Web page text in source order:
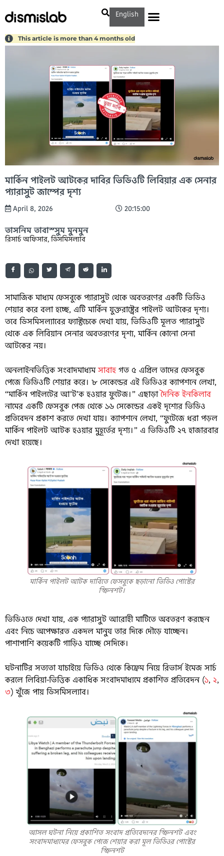
English
This article is more than 4 months old
মার্কিন পাইলট আটকের দাবির ভিডিওটি লিবিয়ার এক সেনার
প্যারাসুট জাম্পের দৃশ্য
April 8, 2026 20:15:00
তাসনিম তাবাস্সুম মুনমুন
রিসার্চ অফিসার, ডিসমিসল্যাব
সামাজিক মাধ্যম ফেসবুকে প্যারাসুট থেকে অবতরণের একটি ভিডিও
শেয়ার করে বলা হচ্ছে, এটি মার্কিন যুক্তরাষ্ট্রের পাইলট আটকের দৃশ্য।
তবে ডিসমিসল্যাবের ফ্যাক্টচেকে দেখা যায়, ভিডিওটি মূলত প্যারাসুট
থেকে এক লিবিয়ান সেনার অবতরণের দৃশ্য, মার্কিন কোনো সেনা
আটকের নয়।
অনলাইনভিত্তিক সংবাদমাধ্যমসাবাহগত ৫ এপ্রিল তাদের ফেসবুক
পেজে ভিডিওটি শেয়ার করে। ৮ সেকেন্ডের এই ভিডিওর ক্যাপশনে লেখা,
“মার্কিন পাইলটের আ’ট’ক হওয়ার ফুটেজ।” এছাড়াদৈনিক ইনকিলাব
নামের একটি ফেসবুক পেজ থেকে ১৬ সেকেন্ডের একই দৃশ্যের ভিডিও
প্রতিবেদন প্রকাশ করতে দেখা যায়। ক্যাপশনে লেখা, “ফুটেজে ধরা পড়ল
মার্কিন পাইলট আটক হওয়ার মুহূর্তের দৃশ্য।” এ ভিডিওটি ২৭ হাজারবার
দেখা হয়েছে।
মার্কিন পাইলট আটক দাবিতে ফেসবুকে ছড়ানো ভিডিও পোস্টের
স্ক্রিনশট।
ভিডিওতে দেখা যায়, এক প্যারাসুট আরোহী মাটিতে অবতরণ করছেন
এবং নিচে অপেক্ষারত একদল মানুষ তার দিকে দৌড়ে যাচ্ছেন।
পাশাপাশি কয়েকটি গাড়িও যাচ্ছে সেদিকে।
ঘটনাটির সত্যতা যাচাইয়ে ভিডিও থেকে কিফ্রেম নিয়ে রিভার্স ইমেজ সার্চ
করলে লিবিয়া-ভিত্তিক একাধিক সংবাদমাধ্যমে প্রকাশিত প্রতিবেদন (১, ২,
৩) খুঁজে পায় ডিসমিসল্যাব।
আসল ঘটনা নিয়ে প্রকাশিত সংবাদ প্রতিবেদনের স্ক্রিনশট এবং
সংবাদমাধ্যমের ফেসবুক পেজে শেয়ার করা মূল ভিডিওর পোস্টের
স্ক্রিনশট